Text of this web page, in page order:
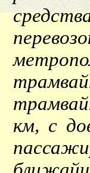
км, с